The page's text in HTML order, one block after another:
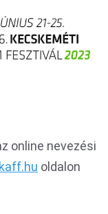
online nevezési
oldalon